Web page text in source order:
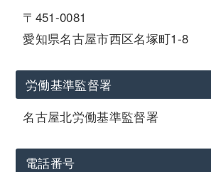
〒451-0081
愛知県名古屋市西区名塚町1-8
労働基準監督署
名古屋北労働基準監督署
電話番号